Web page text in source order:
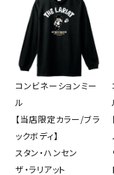
コンビネーションミー
ル
【当店限定カラー/ブラ
ックボディ】
スタン・ハンセン
ザ・ラリアット